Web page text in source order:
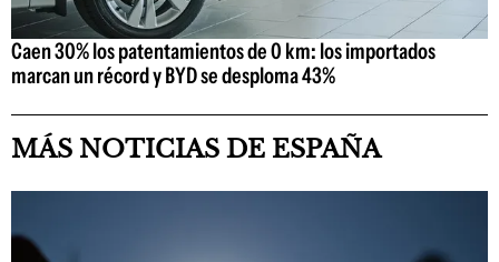
Caen 30% los patentamientos de 0 km: los importados
marcan un récord y BYD se desploma 43%
MÁS NOTICIAS DE ESPAÑA